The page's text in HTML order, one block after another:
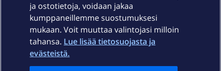
Ajankohtaista
ja ostotietoja, voidaan jakaa
kumppaneillemme suostumuksesi
mukaan. Voit muuttaa valintojasi milloin
tahansa. Lue lisää tietosuojasta ja
evästeistä.